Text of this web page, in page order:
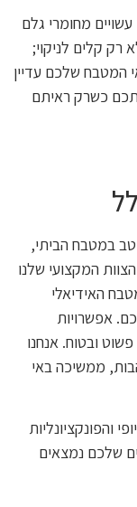
מחומרי גלם
רק קלים לניקוי;
המטבח שלכם עדיין
כשרק ראיתם
במטבח הביתי,
המקצועי שלנו
האידיאלי
אפשרויות
ובטוח. אנחנו
ממשיכה באי
והפונקציונליות
שלכם נמצאים